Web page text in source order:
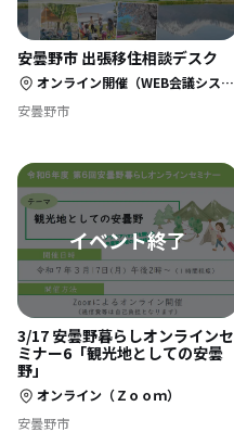
安曇野市 出張移住相談デスク
オンライン開催（WEB会議システム「Zoom」使用）
安曇野市
3/17 安曇野暮らしオンラインセ
ミナー6「観光地としての安曇
野」
オンライン（Ｚｏｏｍ）
安曇野市